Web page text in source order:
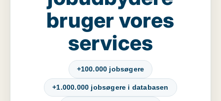
bruger vores
services
+100.000 jobsøgere
+1.000.000 jobsøgere i databasen